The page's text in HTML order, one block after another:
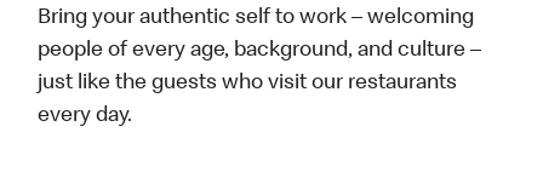
Bring your authentic self to work – welcoming
people of every age, background, and culture –
just like the guests who visit our restaurants
every day.